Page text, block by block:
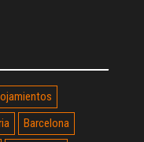
Barcelona